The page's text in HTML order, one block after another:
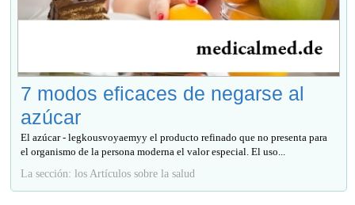
7 modos eficaces de negarse al
azúcar
El azúcar - legkousvoyaemyy el producto refinado que no presenta para
el organismo de la persona moderna el valor especial. El uso...
La sección: los Artículos sobre la salud